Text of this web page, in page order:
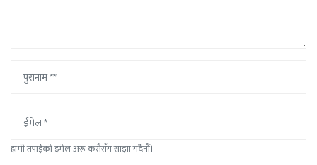
हामी तपाईंको इमेल अरू कसैसँग साझा गर्दैनौं।